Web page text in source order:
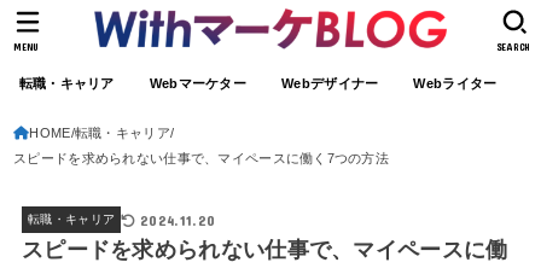
転職・キャリア Webマーケター Webデザイナー Webライター
SEARCH
MENU
HOME 転職・キャリア
スピードを求められない仕事で、マイペースに働く7つの方法
転職・キャリア 2024.11.20
スピードを求められない仕事で、マイペースに働